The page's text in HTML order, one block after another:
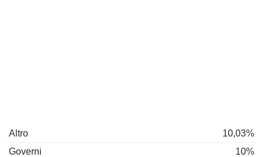
Altro
10,03%
Governi
10%